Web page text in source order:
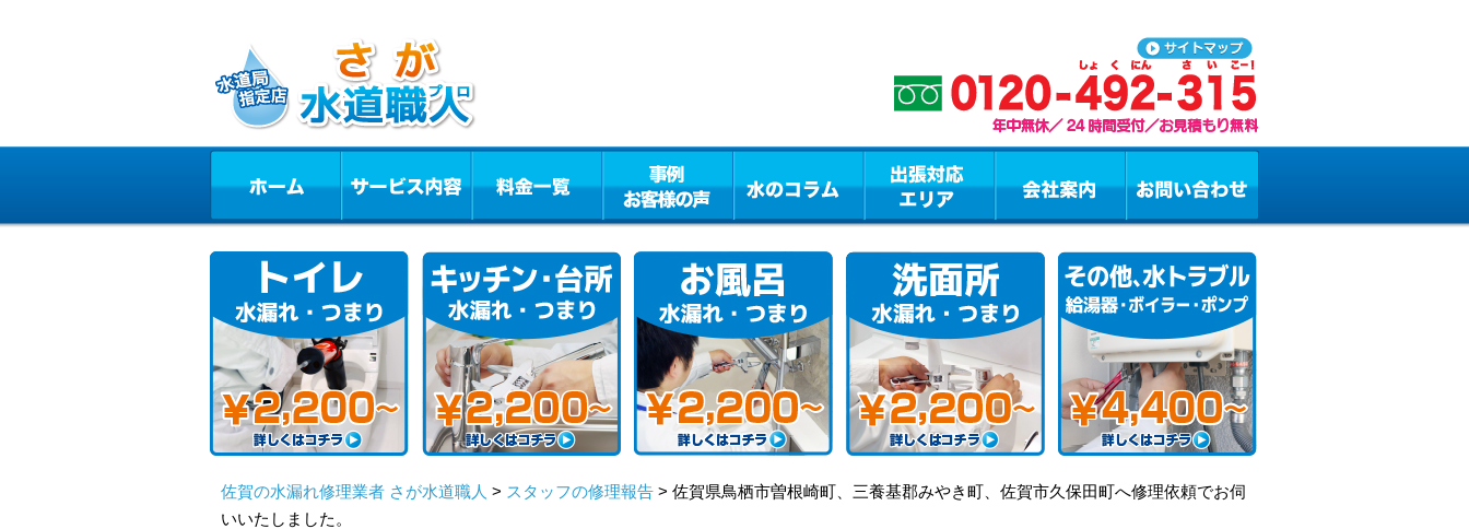
佐賀の水漏れ修理業者 さが水道職人 > スタッフの修理報告 > 佐賀県鳥栖市曽根崎町、三養基郡みやき町、佐賀市久保田町へ修理依頼でお伺
いいたしました。